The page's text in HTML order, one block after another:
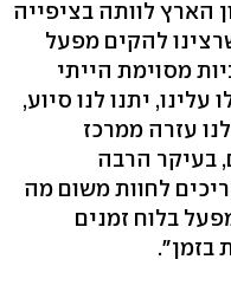
הארץ לוותה בציפייה
להקים מפעל
מסוימת הייתי
יתנו לנו סיוע,
עזרה ממרכז
בעיקר הרבה
לחוות משום מה
בלוח זמנים
בזמן".